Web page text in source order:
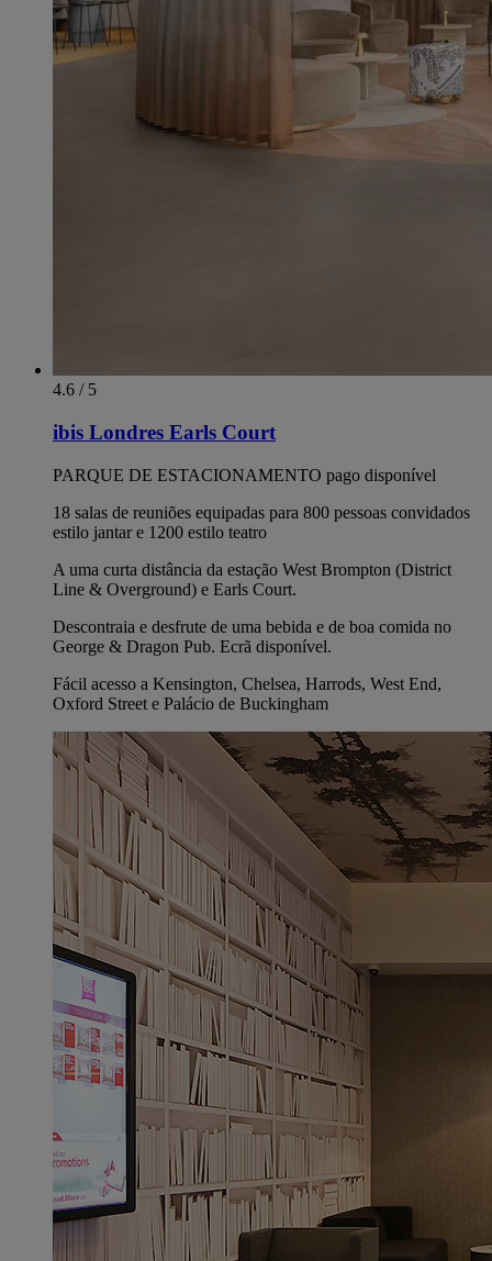
4.6 / 5
ibis Londres Earls Court
PARQUE DE ESTACIONAMENTO pago disponível
18 salas de reuniões equipadas para 800 pessoas convidados
estilo jantar e 1200 estilo teatro
A uma curta distância da estação West Brompton (District
Line & Overground) e Earls Court.
Descontraia e desfrute de uma bebida e de boa comida no
George & Dragon Pub. Ecrã disponível.
Fácil acesso a Kensington, Chelsea, Harrods, West End,
Oxford Street e Palácio de Buckingham